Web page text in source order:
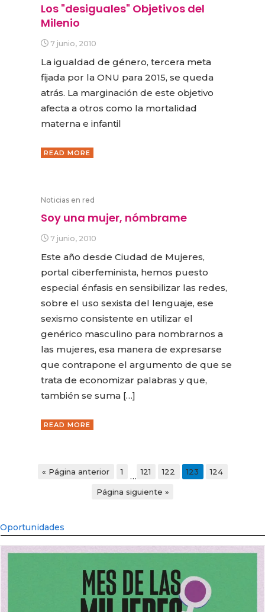
Los "desiguales" Objetivos del
Milenio
7 junio, 2010
La igualdad de género, tercera meta
fijada por la ONU para 2015, se queda
atrás. La marginación de este objetivo
afecta a otros como la mortalidad
materna e infantil
READ MORE
Noticias en red
Soy una mujer, nómbrame
7 junio, 2010
Este año desde Ciudad de Mujeres,
portal ciberfeminista, hemos puesto
especial énfasis en sensibilizar las redes,
sobre el uso sexista del lenguaje, ese
sexismo consistente en utilizar el
genérico masculino para nombrarnos a
las mujeres, esa manera de expresarse
que contrapone el argumento de que se
trata de economizar palabras y que,
también se suma […]
READ MORE
« Página anterior 1 … 121 122 123 124
Página siguiente »
Oportunidades